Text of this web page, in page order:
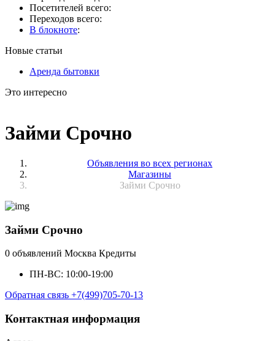
Посетителей всего:
Переходов всего:
В блокноте:
Новые статьи
Аренда бытовки
Это интересно
Займи Срочно
Объявления во всех регионах
Магазины
Займи Срочно
Займи Срочно
0 объявлений Москва Кредиты
ПН-ВС: 10:00-19:00
Обратная связь +7(499)705-70-13
Контактная информация